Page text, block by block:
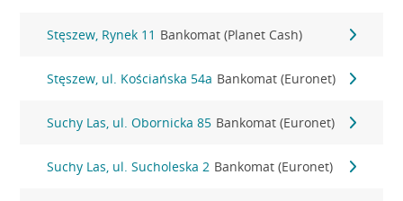
Stęszew, Rynek 11 Bankomat (Planet Cash)
Stęszew, ul. Kościańska 54a Bankomat (Euronet)
Suchy Las, ul. Obornicka 85 Bankomat (Euronet)
Suchy Las, ul. Sucholeska 2 Bankomat (Euronet)